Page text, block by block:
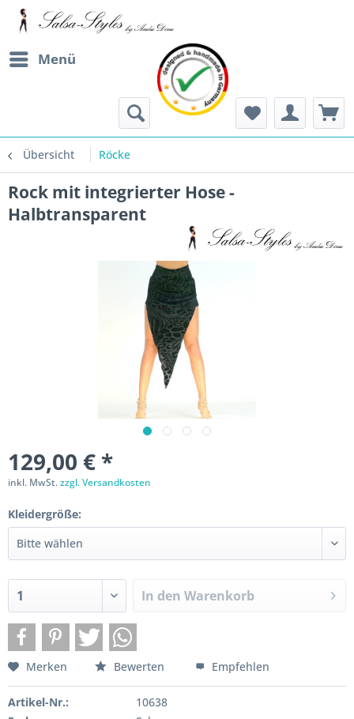
Menü
Übersicht Röcke
Rock mit integrierter Hose -
Halbtransparent
129,00 € *
inkl. MwSt.zzgl. Versandkosten
Kleidergröße:
In den Warenkorb
Merken Bewerten Empfehlen
Artikel-Nr.:
10638